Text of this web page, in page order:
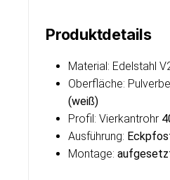
Produktdetails
Material: Edelstahl
Oberfläche:
(weiß)
Profil: Vierkantrohr
Ausführung:
Montage: